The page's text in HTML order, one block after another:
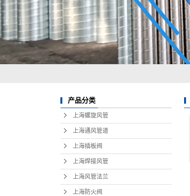
产品分类
上海螺旋风管
上海通风管道
上海插板阀
上海焊接风管
上海风管法兰
上海防火阀